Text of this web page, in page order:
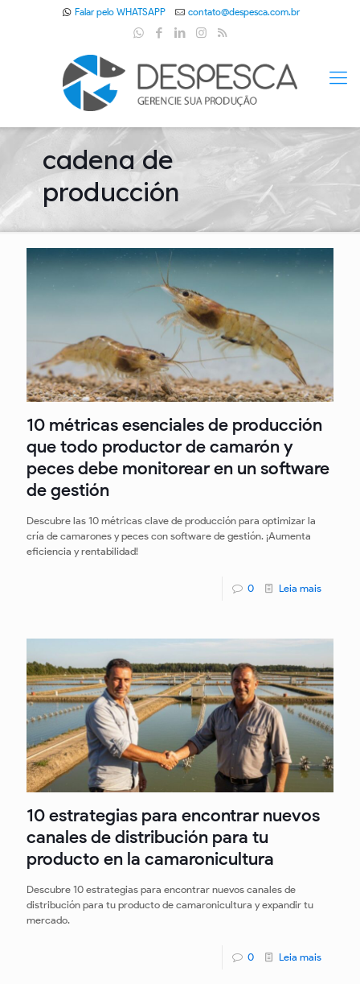
Falar pelo WHATSAPP contato@despesca.com.br
cadena de
producción
10 métricas esenciales de producción
que todo productor de camarón y
peces debe monitorear en un software
de gestión
Descubre las 10 métricas clave de producción para optimizar la
cría de camarones y peces con software de gestión. ¡Aumenta
eficiencia y rentabilidad!
0 Leia mais
10 estrategias para encontrar nuevos
canales de distribución para tu
producto en la camaronicultura
Descubre 10 estrategias para encontrar nuevos canales de
distribución para tu producto de camaronicultura y expandir tu
mercado.
0 Leia mais